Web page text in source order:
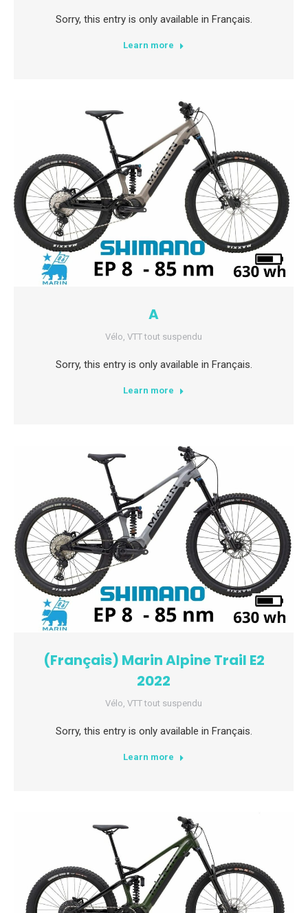
Sorry, this entry is only available in Français.
Learn more
A
Vélo, VTT tout suspendu
Sorry, this entry is only available in Français.
Learn more
(Français) Marin Alpine Trail E2
2022
Vélo, VTT tout suspendu
Sorry, this entry is only available in Français.
Learn more